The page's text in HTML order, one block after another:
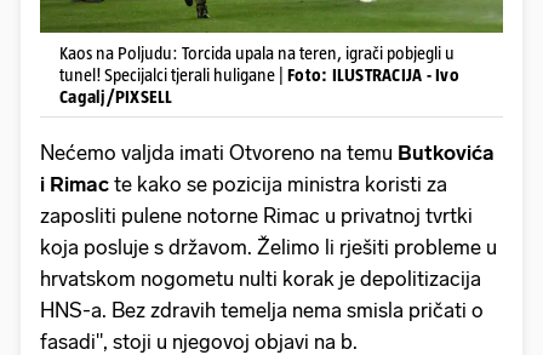
Kaos na Poljudu: Torcida upala na teren, igrači pobjegli u
tunel! Specijalci tjerali huligane | Foto: ILUSTRACIJA - Ivo
Cagalj/PIXSELL
Nećemo valjda imati Otvoreno na temu Butkovića
i Rimac te kako se pozicija ministra koristi za
zaposliti pulene notorne Rimac u privatnoj tvrtki
koja posluje s državom. Želimo li rješiti probleme u
hrvatskom nogometu nulti korak je depolitizacija
HNS-a. Bez zdravih temelja nema smisla pričati o
fasadi", stoji u njegovoj objavi na b.